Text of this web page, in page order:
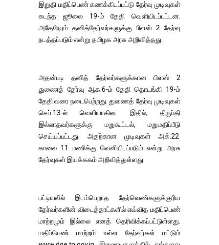
இறுதி மதிப்பெண் கணக்கிடப்பட்டு தேர்வு முடிவுகள்
கடந்த ஜூலை 19-ம் தேதி வெளியிடப்பட்டன.
அதேநேரம் தனித்தேர்வர்களுக்கு பிளஸ் 2 தேர்வு
நடத்தப்படும் என்று தமிழக அரசு அறிவித்தது.
அதன்படி தனித் தேர்வர்களுக்கான பிளஸ் 2
துணைத் தேர்வு ஆக.6-ம் தேதி தொடங்கி 19-ம்
தேதி வரை நடைபெற்றது. துணைத் தேர்வு முடிவுகள்
செப்.13-ல் வெளியாகின. இதில், திருப்தி
இல்லாதவர்களுக்கு மறுகூட்டல், மறுமதிப்பீடு
செய்யப்பட்டது. அதற்கான முடிவுகள் அக்.22
காலை 11 மணிக்கு வெளியிடப்படும் என்று அரசு
தேர்வுகள் இயக்ககம் அறிவித்துள்ளது.
பட்டியலில் இடம்பெறாத தேர்வெண்களுக்குரிய
தேர்வர்களின் விடைத்தாட்களில் எவ்வித மதிப்பெண்
மாற்றமும் இல்லை எனத் தெரிவிக்கப்பட்டுள்ளது.
மதிப்பெண் மாற்றம் உள்ள தேர்வர்கள் மட்டும்